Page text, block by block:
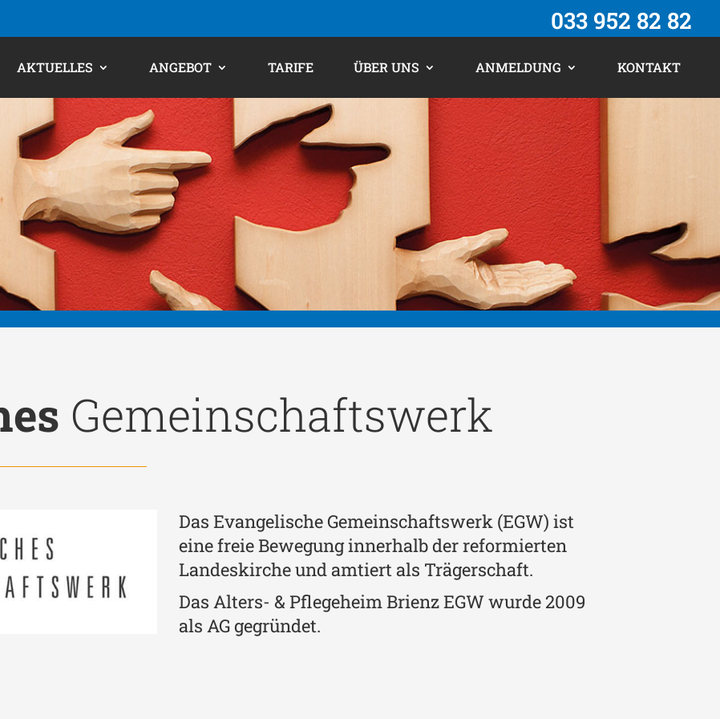
033 952 82 82
AKTUELLES ANGEBOT TARIFE ÜBER UNS ANMELDUNG KONTAKT
Gemeinschaftswerk
Das Evangelische Gemeinschaftswerk (EGW) ist
eine freie Bewegung innerhalb der reformierten
Landeskirche und amtiert als Trägerschaft.
Das Alters- & Pflegeheim Brienz EGW wurde 2009
als AG gegründet.